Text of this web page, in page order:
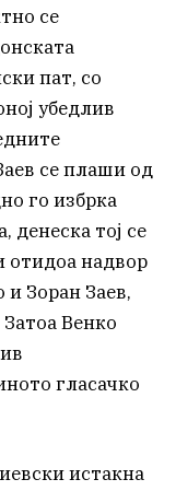
се
пат, со
убедлив
се плаши од
го избрка
денеска тој се
отидоа надвор
Зоран Заев,
Венко
гласачко
истакна